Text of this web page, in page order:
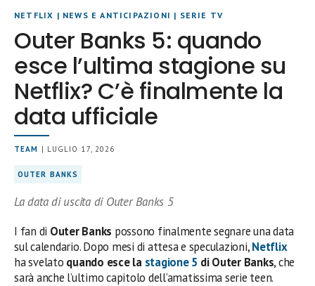
NETFLIX | NEWS E ANTICIPAZIONI | SERIE TV
Outer Banks 5: quando
esce l’ultima stagione su
Netflix? C’è finalmente la
data ufficiale
TEAM | LUGLIO 17, 2026
OUTER BANKS
La data di uscita di Outer Banks 5
I fan di Outer Banks possono finalmente segnare una data
sul calendario. Dopo mesi di attesa e speculazioni,Netflix
ha svelato quando esce lastagione 5 di Outer Banks, che
sarà anche l’ultimo capitolo dell’amatissima serie teen.